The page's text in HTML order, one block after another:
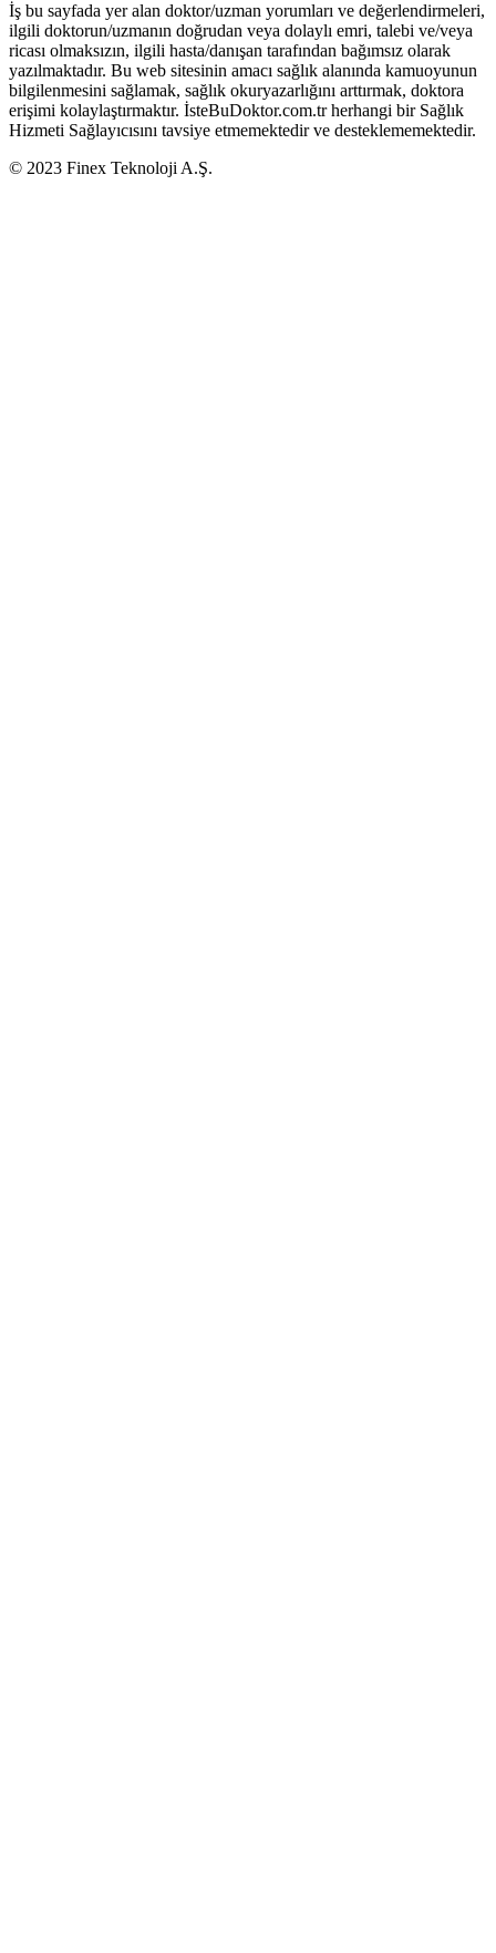
İş bu sayfada yer alan doktor/uzman yorumları ve değerlendirmeleri,
ilgili doktorun/uzmanın doğrudan veya dolaylı emri, talebi ve/veya
ricası olmaksızın, ilgili hasta/danışan tarafından bağımsız olarak
yazılmaktadır. Bu web sitesinin amacı sağlık alanında kamuoyunun
bilgilenmesini sağlamak, sağlık okuryazarlığını arttırmak, doktora
erişimi kolaylaştırmaktır. İsteBuDoktor.com.tr herhangi bir Sağlık
Hizmeti Sağlayıcısını tavsiye etmemektedir ve desteklememektedir.
© 2023 Finex Teknoloji A.Ş.